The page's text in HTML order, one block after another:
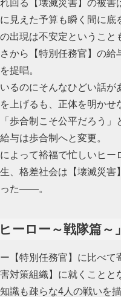
回る【壊滅災害】の被害
見えた予算も瞬く間に底
の出現は不安定ということ
から【特別任務官】の給
提唱。
いるのにそんなひどい話が
上げるも、正体を明かせ
歩合制こそ公平だろう」
与は歩合制へと変更。
よって裕福で忙しいヒー
、格差社会は【壊滅災害
た――。
ーロー～戦隊篇～」
【特別任務官】に比べて
対策組織】に就くことと
識も疎らな4人の戦いを描